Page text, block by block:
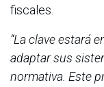
fiscales.
“La clave estará
adaptar sus
normativa. Este